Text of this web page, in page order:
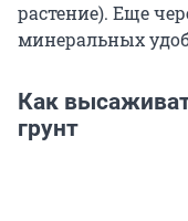
растение). Еще
минеральных
Как
грунт